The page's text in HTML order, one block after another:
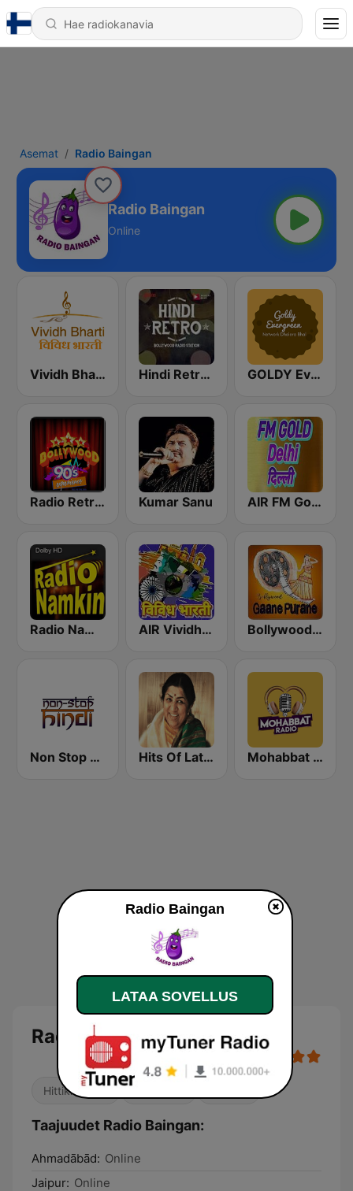
Asemat Radio Baingan
Radio Baingan
Online
Vividh Bharti (विविध भारती) Hindi Retro Hits Radio GOLDY Evergreen
Radio Retro Bollywood 90s Kumar Sanu AIR FM Gold Dehli
Radio Namkin AIR Vividh Bharati Bollywood Gaane Purane
Non Stop Hindi Hits Of Lata Mangeshkar Mohabbat Radio
Radio Baingan
Hittiklassikot
Taajuudet Radio Baingan:
Ahmadābād: Online
Jaipur: Online
Radio Baingan
LATAA SOVELLUS